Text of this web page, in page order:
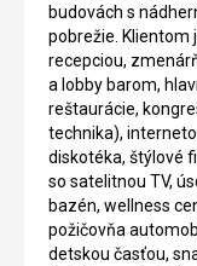
budovách s
pobrežie. Klientom
recepciou,
a lobby barom,
reštaurácie,
technika),
diskotéka, štýlové
so satelitnou TV,
bazén, wellness
požičovňa
detskou časťou,